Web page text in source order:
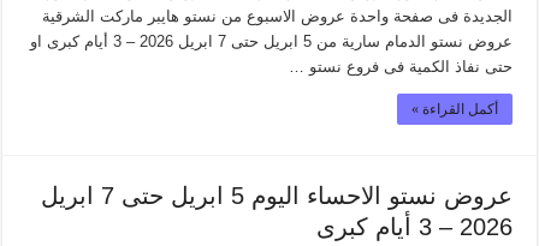
الجديدة فى صفحة واحدة عروض الاسبوع من نستو هايبر ماركت الشرقية
عروض نستو الدمام سارية من 5 ابريل حتى 7 ابريل 2026 – 3 أيام كبرى او
حتى نفاذ الكمية فى فروع نستو …
أكمل القراءة »
عروض نستو الاحساء اليوم 5 ابريل حتى 7 ابريل
2026 – 3 أيام كبرى